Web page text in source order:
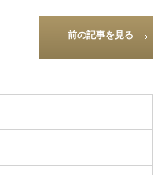
前の記事を見る